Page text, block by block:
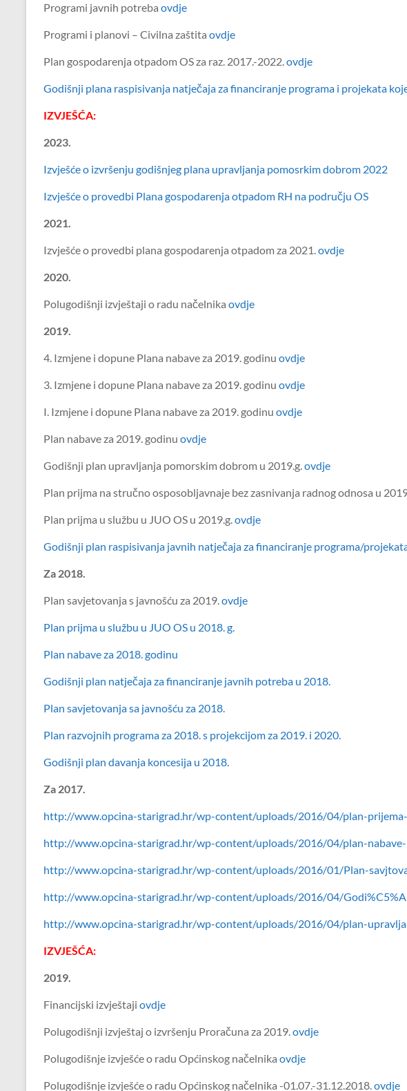
Programi javnih potreba ovdje
Programi i planovi – Civilna zaštita ovdje
Plan gospodarenja otpadom OS za raz. 2017.-2022.ovdje
Godišnji plana raspisivanja natječaja za financiranje programa i projekata
IZVJEŠĆA:
2023.
Izvješće o izvršenju godišnjeg plana upravljanja pomosrkim dobrom 2022
Izvješće o provedbi Plana gospodarenja otpadom RH na području OS
2021.
Izvješće o provedbi plana gospodarenja otpadom za 2021.ovdje
2020.
Polugodišnji izvještaji o radu načelnika ovdje
2019.
4. Izmjene i dopune Plana nabave za 2019. godinu ovdje
3. Izmjene i dopune Plana nabave za 2019. godinu ovdje
I. Izmjene i dopune Plana nabave za 2019. godinu ovdje
Plan nabave za 2019. godinu ovdje
Godišnji plan upravljanja pomorskim dobrom u 2019.g.ovdje
Plan prijma na stručno osposobljavnaje bez zasnivanja radnog odnosa u
Plan prijma u službu u JUO OS u 2019.g.ovdje
Godišnji plan raspisivanja javnih natječaja za financiranje programa/
Za 2018.
Plan savjetovanja s javnošću za 2019.ovdje
Plan prijma u službu u JUO OS u 2018. g.
Plan nabave za 2018. godinu
Godišnji plan natječaja za financiranje javnih potreba u 2018.
Plan savjetovanja sa javnošću za 2018.
Plan razvojnih programa za 2018. s projekcijom za 2019. i 2020.
Godišnji plan davanja koncesija u 2018.
Za 2017.
http://www.opcina-starigrad.hr/wp-content/uploads/2016/04/plan-
http://www.opcina-starigrad.hr/wp-content/uploads/2016/04/plan-
http://www.opcina-starigrad.hr/wp-content/uploads/2016/01/Plan-
http://www.opcina-starigrad.hr/wp-content/uploads/2016/04/
http://www.opcina-starigrad.hr/wp-content/uploads/2016/04/plan-
IZVJEŠĆA:
2019.
Financijski izvještaji ovdje
Polugodišnji izvještaj o izvršenju Proračuna za 2019.ovdje
Polugodišnje izvješće o radu Općinskog načelnika ovdje
Polugodišnje izvješće o radu Općinskog načelnika -01.07.-31.12.2018.ovdje